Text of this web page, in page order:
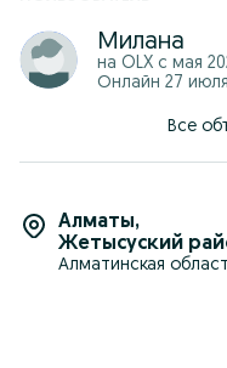
Милана
на OLX с мая
Онлайн 27 июля
Все
Алматы,
Жетысуский
Алматинская